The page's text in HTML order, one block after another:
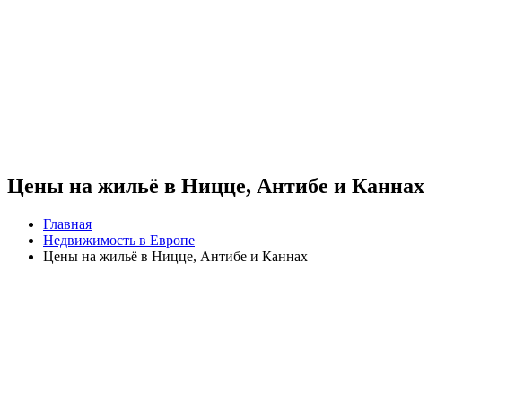
Цены на жильё в Ницце, Антибе и Каннах
Главная
Недвижимость в Европе
Цены на жильё в Ницце, Антибе и Каннах